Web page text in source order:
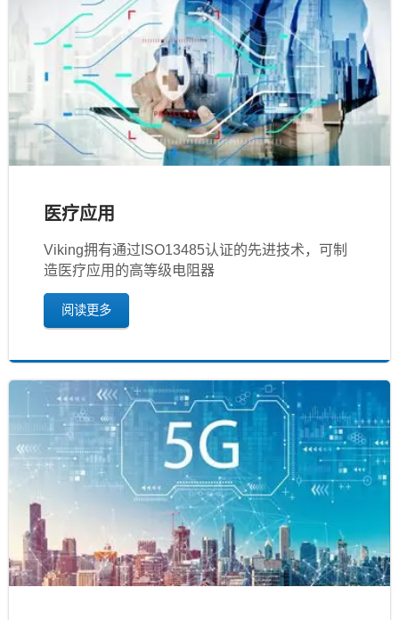
医疗应用
Viking拥有通过ISO13485认证的先进技术，可制
造医疗应用的高等级电阻器
阅读更多